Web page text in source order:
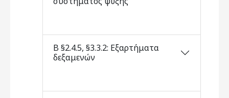
Β §2.4.5, §3.3.2: Εξαρτήματα
δεξαμενών